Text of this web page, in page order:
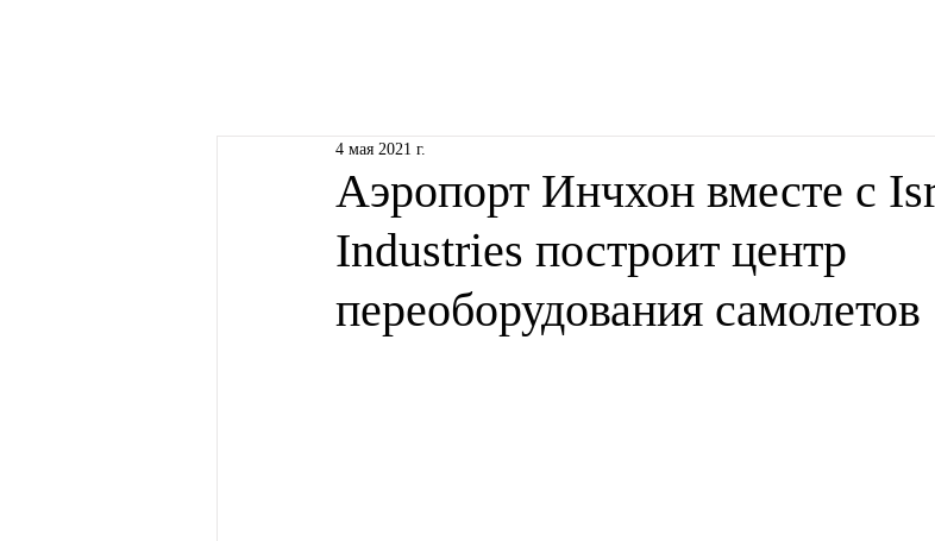
Аэропорт Инчхон вместе с
Industries построит центр
переоборудования самолетов
4 мая 2021 г.